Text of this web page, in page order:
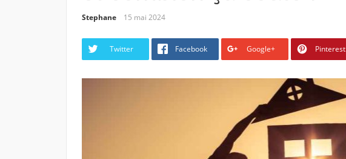
Stephane 15 mai 2024
Twitter Facebook Google+ Pinterest